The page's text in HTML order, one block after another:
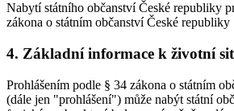
Nabytí státního občanství České republiky
zákona o státním občanství České republiky
4. Základní informace k životní
Prohlášením podle § 34 zákona o státním
(dále jen "prohlášení") může nabýt státní